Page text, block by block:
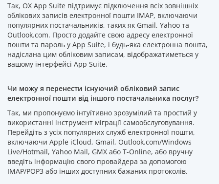
Так, OX App Suite підтримує підключення всіх зовнішніх
облікових записів електронної пошти IMAP, включаючи
популярних постачальників, таких як Gmail, Yahoo та
Outlook.com. Просто додайте свою адресу електронної
пошти та пароль у App Suite, і будь-яка електронна пошта,
надіслана цим обліковим записам, відображатиметься у
вашому інтерфейсі App Suite.
Чи можу я перенести існуючий обліковий запис
електронної пошти від іншого постачальника послуг?
Так, ми пропонуємо інтуїтивно зрозумілий та простий у
використанні інструмент міграції самообслуговування.
Перейдіть з усіх популярних служб електронної пошти,
включаючи Apple iCloud, Gmail, Outlook.com/Windows
Live/Hotmail, Yahoo Mail, GMX або T-Online, або вручну
введіть інформацію свого провайдера за допомогою
IMAP/POP3 або інших доступних бажаних протоколів.